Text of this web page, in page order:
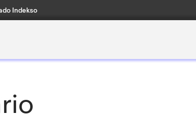
Indekso